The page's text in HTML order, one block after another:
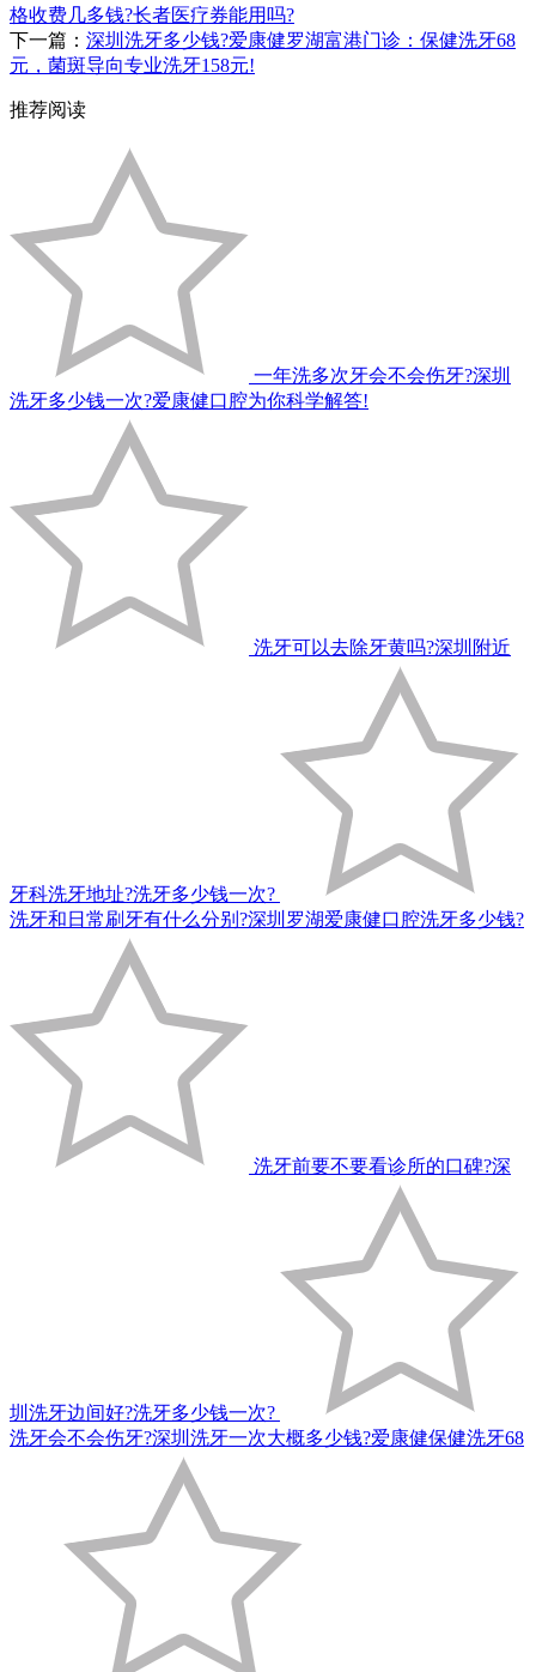
格收费几多钱?长者医疗券能用吗?
下一篇： 深圳洗牙多少钱?爱康健罗湖富港门诊：保健洗牙68
元，菌斑导向专业洗牙158元!
推荐阅读
一年洗多次牙会不会伤牙?深圳
洗牙多少钱一次?爱康健口腔为你科学解答!
洗牙可以去除牙黄吗?深圳附近
牙科洗牙地址?洗牙多少钱一次?
洗牙和日常刷牙有什么分别?深圳罗湖爱康健口腔洗牙多少钱?
洗牙前要不要看诊所的口碑?深
圳洗牙边间好?洗牙多少钱一次?
洗牙会不会伤牙?深圳洗牙一次大概多少钱?爱康健保健洗牙68